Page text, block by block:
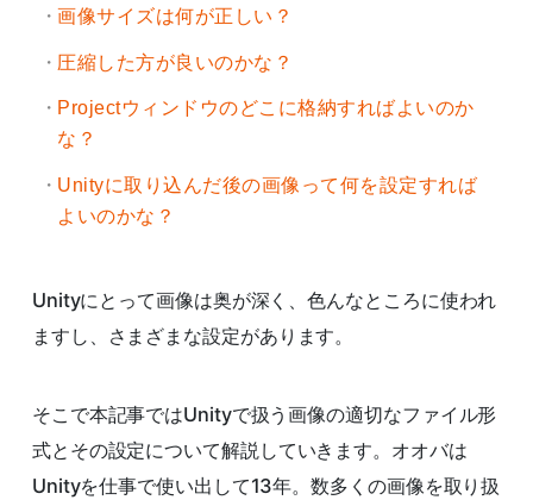
画像サイズは何が正しい？
圧縮した方が良いのかな？
Projectウィンドウのどこに格納すればよいのか
な？
Unityに取り込んだ後の画像って何を設定すれば
よいのかな？
Unityにとって画像は奥が深く、色んなところに使われ
ますし、さまざまな設定があります。
そこで本記事ではUnityで扱う画像の適切なファイル形
式とその設定について解説していきます。オオバは
Unityを仕事で使い出して13年。数多くの画像を取り扱